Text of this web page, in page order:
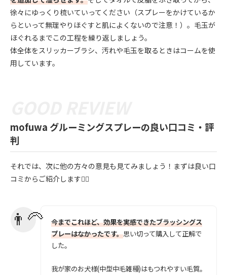
徐々にゆっくり梳いていってください（スプレーをかけているか
らといって無理やりほぐすと肌によくないので注意！）。毛玉が
ほぐれるまでこの工程を繰り返しましょう。
体全体をスリッカーブラシ、汚れや毛玉を取るときはコームを使
用しています。
mofuwa グルーミングスプレーの良い口コミ・評
判
それでは、次に他の方々の意見も見てみましょう！まずは良い口
コミからご紹介します💁‍♀️
今までこれほど、効果を実感できたブラッシングス
プレーはなかったです。思い切って購入して正解で
した。
我が家のお犬様(中型中毛雑種)はもつれやすい毛質。